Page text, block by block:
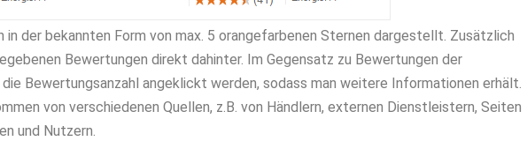
in der bekannten Form von max. 5 orangefarbenen Sternen dargestellt. Zusätzlich
Bewertungen direkt dahinter. Im Gegensatz zu Bewertungen der
die Bewertungsanzahl angeklickt werden, sodass man weitere Informationen erhält.
von verschiedenen Quellen, z.B. von Händlern, externen Dienstleistern, Seiten
und Nutzern.